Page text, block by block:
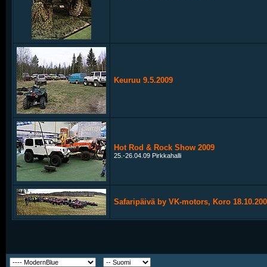
Keuruu 9.5.2009
Hot Rod & Rock Show 2009
25.-26.04.09 Pirkkahalli
Safaripäivä by VK-motors, Koro